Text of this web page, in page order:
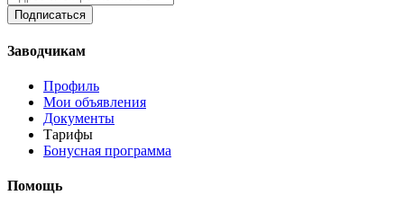
Подписаться
Заводчикам
Профиль
Мои объявления
Документы
Тарифы
Бонусная программа
Помощь